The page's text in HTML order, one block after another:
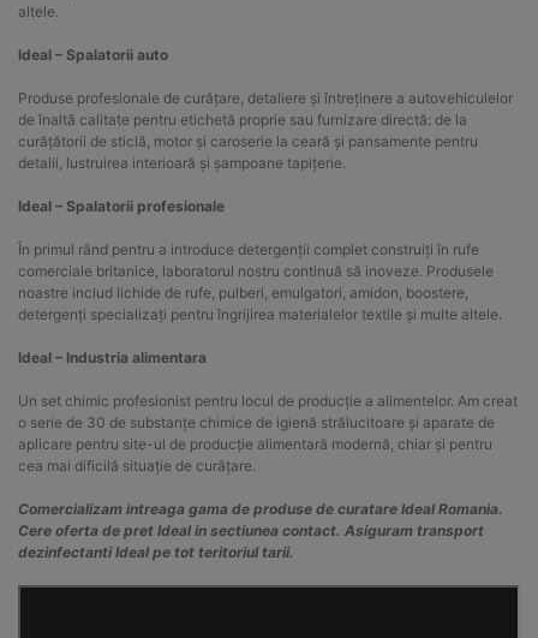
altele.
Ideal – Spalatorii auto
Produse profesionale de curățare, detaliere și întreținere a autovehiculelor
de înaltă calitate pentru etichetă proprie sau furnizare directă: de la
curățătorii de sticlă, motor și caroserie la ceară și pansamente pentru
detalii, lustruirea interioară și șampoane tapițerie.
Ideal – Spalatorii profesionale
În primul rând pentru a introduce detergenții complet construiți în rufe
comerciale britanice, laboratorul nostru continuă să inoveze. Produsele
noastre includ lichide de rufe, pulberi, emulgatori, amidon, boostere,
detergenți specializați pentru îngrijirea materialelor textile și multe altele.
Ideal – Industria alimentara
Un set chimic profesionist pentru locul de producție a alimentelor. Am creat
o serie de 30 de substanțe chimice de igienă strălucitoare și aparate de
aplicare pentru site-ul de producție alimentară modernă, chiar și pentru
cea mai dificilă situație de curățare.
Comercializam intreaga gama de produse de curatare Ideal Romania.
Cere oferta de pret Ideal in sectiunea contact. Asiguram transport
dezinfectanti Ideal pe tot teritoriul tarii.